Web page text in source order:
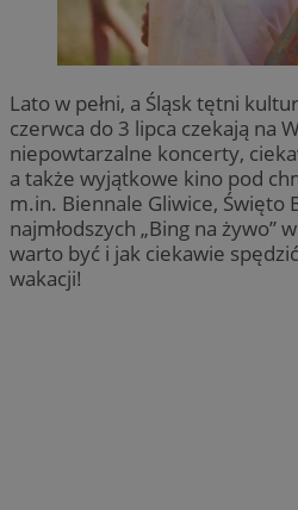
Lato w pełni, a Śląsk tętni
czerwca do 3 lipca czekają na
niepowtarzalne koncerty,
a także wyjątkowe kino pod
m.in. Biennale Gliwice, Święto
najmłodszych „Bing na żywo”
warto być i jak ciekawie
wakacji!